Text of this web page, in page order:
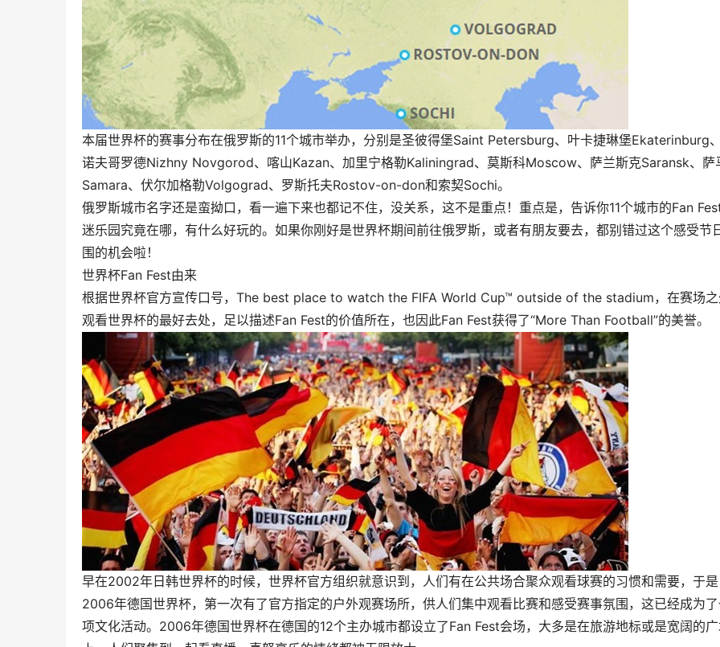
本届世界杯的赛事分布在俄罗斯的11个城市举办，分别是圣彼得堡Saint Petersburg、叶卡捷琳堡Ekaterinburg
诺夫哥罗德Nizhny Novgorod、喀山Kazan、加里宁格勒Kaliningrad、莫斯科Moscow、萨兰斯克Saransk、萨
Samara、伏尔加格勒Volgograd、罗斯托夫Rostov-on-don和索契Sochi。
俄罗斯城市名字还是蛮拗口，看一遍下来也都记不住，没关系，这不是重点！重点是，告诉你11个城市的Fan
迷乐园究竟在哪，有什么好玩的。如果你刚好是世界杯期间前往俄罗斯，或者有朋友要去，都别错过这个感受节
围的机会啦！
世界杯Fan Fest由来
根据世界杯官方宣传口号，The best place to watch the FIFA World Cup™ outside of the stadium，在赛场
观看世界杯的最好去处，足以描述Fan Fest的价值所在，也因此Fan Fest获得了“More Than Football”的美誉。
早在2002年日韩世界杯的时候，世界杯官方组织就意识到，人们有在公共场合聚众观看球赛的习惯和需要，于是
2006年德国世界杯，第一次有了官方指定的户外观赛场所，供人们集中观看比赛和感受赛事氛围，这已经成为
项文化活动。2006年德国世界杯在德国的12个主办城市都设立了Fan Fest会场，大多是在旅游地标或是宽阔的